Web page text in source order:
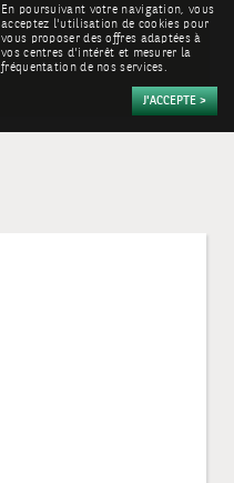
En poursuivant votre navigation, vous
acceptez l'utilisation de cookies pour
vous proposer des offres adaptées à
vos centres d'intérêt et mesurer la
fréquentation de nos services.